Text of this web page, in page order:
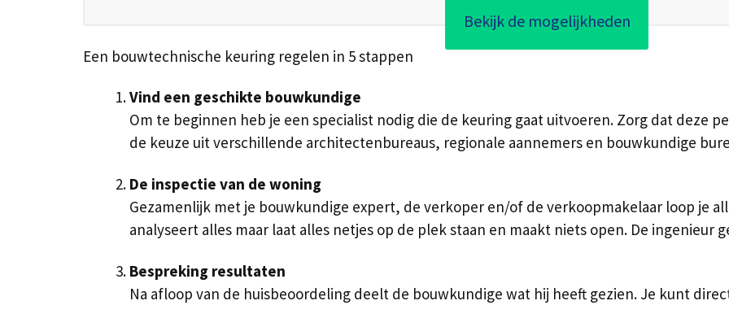
Bekijk de mogelijkheden
Een bouwtechnische keuring regelen in 5 stappen
Vind een geschikte bouwkundige
Om te beginnen heb je een specialist nodig die de keuring gaat uitvoeren. Zorg dat deze
de keuze uit verschillende architectenbureaus, regionale aannemers en bouwkundige
De inspectie van de woning
Gezamenlijk met je bouwkundige expert, de verkoper en/of de verkoopmakelaar loop je
analyseert alles maar laat alles netjes op de plek staan en maakt niets open. De ingenieur
Bespreking resultaten
Na afloop van de huisbeoordeling deelt de bouwkundige wat hij heeft gezien. Je kunt